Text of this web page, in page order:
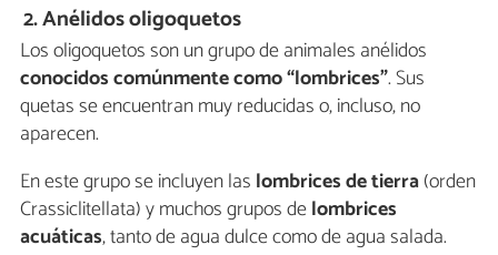
2. Anélidos oligoquetos
Los oligoquetos son un grupo de animales anélidos
conocidos comúnmente como “lombrices”. Sus
quetas se encuentran muy reducidas o, incluso, no
aparecen.
En este grupo se incluyen las lombrices de tierra(orden
Crassiclitellata) y muchos grupos delombrices
acuáticas, tanto de agua dulce como de agua salada.